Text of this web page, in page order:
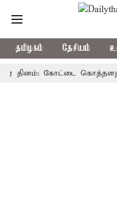
தமிழகம் தேசியம்
கோட்டை கொத்தளத்தில்